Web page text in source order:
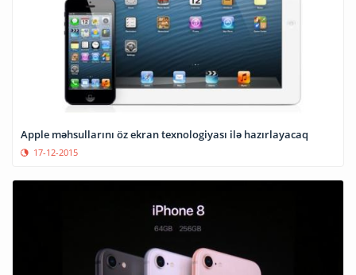
Apple məhsullarını öz ekran texnologiyası ilə hazırlayacaq
17-12-2015